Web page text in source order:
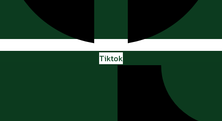
Tiktok